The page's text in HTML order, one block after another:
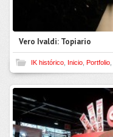
Vero Ivaldi: Topiario
IK histórico, Inicio, Portfolio,